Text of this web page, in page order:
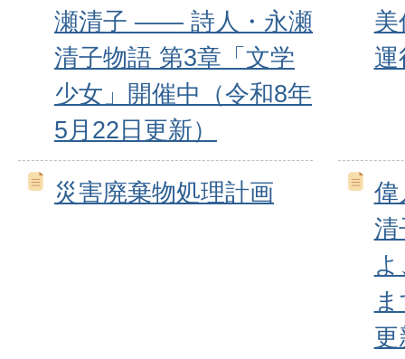
瀬清子 ―― 詩人・永瀬
清子物語 第3章「文学
少女」開催中（令和8年
5月22日更新）
災害廃棄物処理計画
偉
清
更